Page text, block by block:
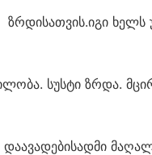
ზრდისათვის.იგი
სუსტი ზრდა.